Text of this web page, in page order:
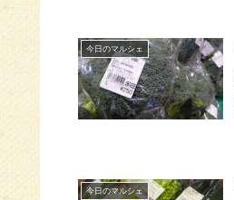
今日のマルシェ
今日のマルシェ